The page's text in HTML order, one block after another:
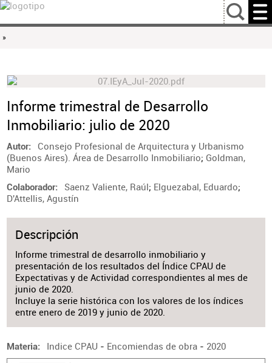
…
»
Informe trimestral de Desarrollo
Inmobiliario: julio de 2020
Autor
Consejo Profesional de Arquitectura y Urbanismo
(Buenos Aires). Área de Desarrollo Inmobiliario; Goldman,
Mario
Colaborador Saenz Valiente, Raúl; Elguezabal, Eduardo;
D'Attellis, Agustín
Descripción
Informe trimestral de desarrollo inmobiliario y
presentación de los resultados del Índice CPAU de
Expectativas y de Actividad correspondientes al mes de
junio de 2020.
Incluye la serie histórica con los valores de los índices
entre enero de 2019 y junio de 2020.
Materia Indice CPAU - Encomiendas de obra - 2020